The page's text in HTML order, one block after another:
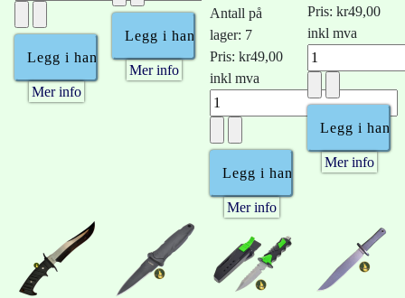
Mer info
Mer info
Antall på
lager: 7
Pris: kr49,00
inkl mva
Mer info
Pris: kr49,00
inkl mva
Mer info